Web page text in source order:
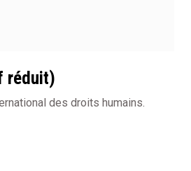
réduit)
des droits humains.